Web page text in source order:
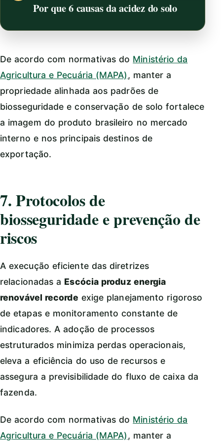
Por que 6 causas da acidez do solo
De acordo com normativas do Ministério da
Agricultura e Pecuária (MAPA), manter a
propriedade alinhada aos padrões de
biosseguridade e conservação de solo fortalece
a imagem do produto brasileiro no mercado
interno e nos principais destinos de
exportação.
7. Protocolos de
biosseguridade e prevenção de
riscos
A execução eficiente das diretrizes
relacionadas a Escócia produz energia
renovável recorde exige planejamento rigoroso
de etapas e monitoramento constante de
indicadores. A adoção de processos
estruturados minimiza perdas operacionais,
eleva a eficiência do uso de recursos e
assegura a previsibilidade do fluxo de caixa da
fazenda.
De acordo com normativas do Ministério da
Agricultura e Pecuária (MAPA), manter a